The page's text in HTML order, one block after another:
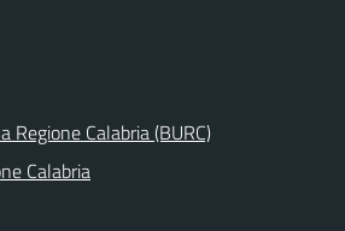
Calabria (BURC)
Calabria